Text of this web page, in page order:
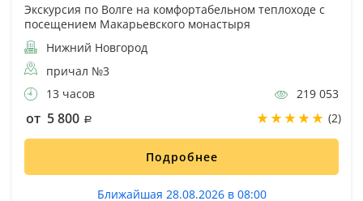
Экскурсия по Волге на комфортабельном теплоходе с
посещением Макарьевского монастыря
Нижний Новгород
причал №3
13 часов
219 053
от 5 800 (2)
Подробнее
Ближайшая 28.08.2026 в 08:00